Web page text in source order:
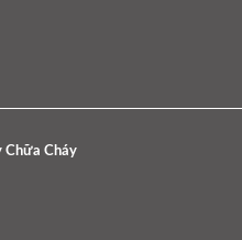
Chữa Cháy